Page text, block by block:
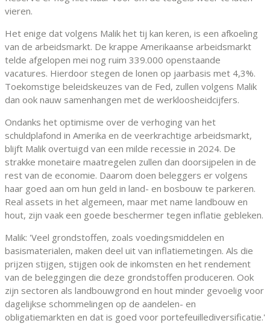
vieren.
Het enige dat volgens Malik het tij kan keren, is een afkoeling
van de arbeidsmarkt. De krappe Amerikaanse arbeidsmarkt
telde afgelopen mei nog ruim 339.000 openstaande
vacatures. Hierdoor stegen de lonen op jaarbasis met 4,3%.
Toekomstige beleidskeuzes van de Fed, zullen volgens Malik
dan ook nauw samenhangen met de werkloosheidcijfers.
Ondanks het optimisme over de verhoging van het
schuldplafond in Amerika en de veerkrachtige arbeidsmarkt,
blijft Malik overtuigd van een milde recessie in 2024. De
strakke monetaire maatregelen zullen dan doorsijpelen in de
rest van de economie. Daarom doen beleggers er volgens
haar goed aan om hun geld in land- en bosbouw te parkeren.
Real assets in het algemeen, maar met name landbouw en
hout, zijn vaak een goede beschermer tegen inflatie gebleken.
Malik: 'Veel grondstoffen, zoals voedingsmiddelen en
basismaterialen, maken deel uit van inflatiemetingen. Als die
prijzen stijgen, stijgen ook de inkomsten en het rendement
van de beleggingen die deze grondstoffen produceren. Ook
zijn sectoren als landbouwgrond en hout minder gevoelig voor
dagelijkse schommelingen op de aandelen- en
obligatiemarkten en dat is goed voor portefeuillediversificatie.'